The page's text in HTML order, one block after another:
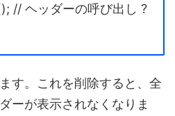
// ヘッダーの呼び出し ?
す。これを削除すると、全
ーが表示されなくなりま